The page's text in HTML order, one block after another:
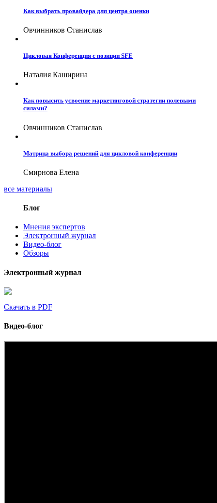
Как выбрать провайдера для центра оценки
Овчинников Станислав
Цикловая Конференция с позиции SFE
Наталия Каширина
Как повысить усвоение маркетинговой стратегии полевыми
силами?
Овчинников Станислав
Матрица выбора решений для цикловой конференции
Смирнова Елена
все материалы
Блог
Мнения экспертов
Электронный журнал
Видео-блог
Обзоры
Электронный журнал
Скачать в PDF
Видео-блог